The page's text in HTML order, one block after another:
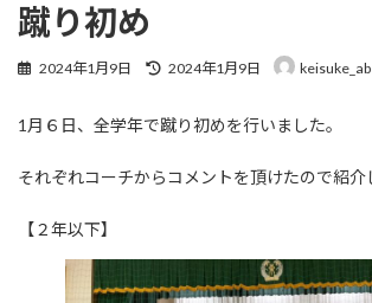
蹴り初め
2024年1月9日
最
新
時
:
2024年1月9日
1月６日、全学年で蹴り初めを行いました。
それぞれコーチからコメントを頂けたので紹介
【２年以下】